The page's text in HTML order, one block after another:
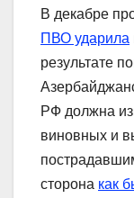
В декабре
ПВО ударила
результате
РФ должна
виновных и
сторона как